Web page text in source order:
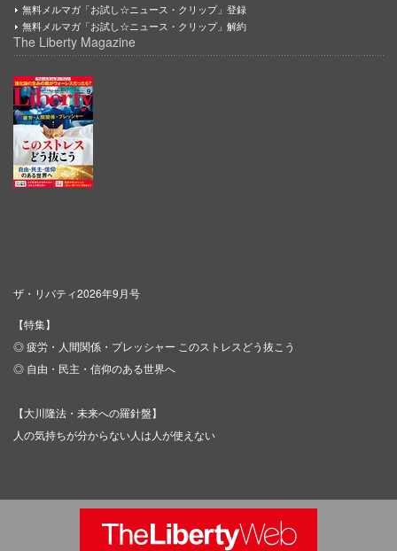
無料メルマガ「お試し☆ニュース・クリップ」登録
無料メルマガ「お試し☆ニュース・クリップ」解約
The Liberty Magazine
ザ・リバティ2026年9月号
【特集】
◎ 疲労・人間関係・プレッシャー このストレスどう抜こう
◎ 自由・民主・信仰のある世界へ
【大川隆法・未来への羅針盤】
人の気持ちが分からない人は人が使えない